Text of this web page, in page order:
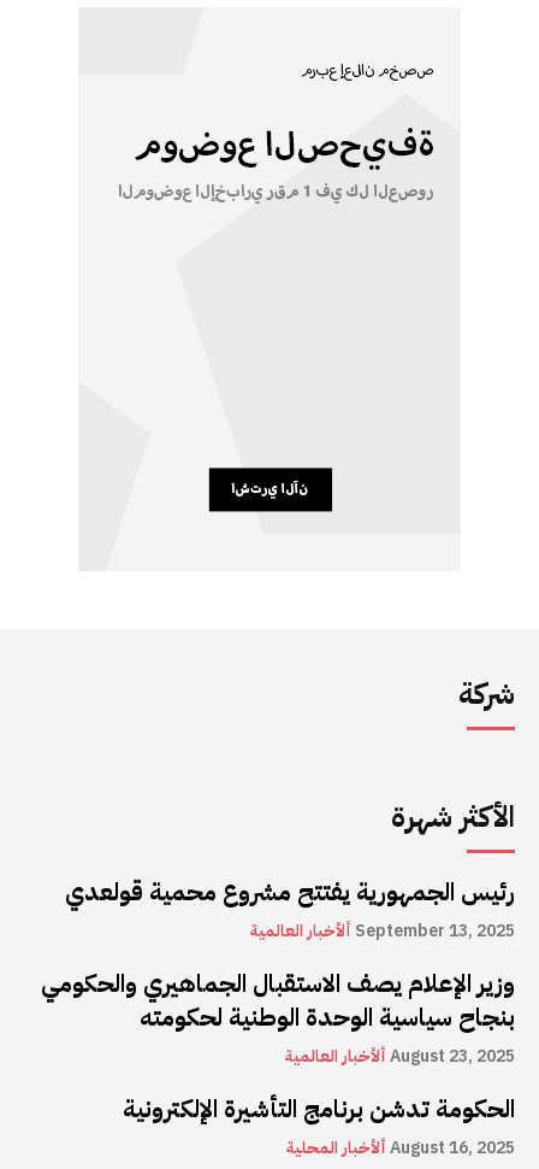
شركة
الأكثر شهرة
رئيس الجمهورية يفتتح مشروع محمية قولعدي
ألأخبار العالمية September 13, 2025
وزير الإعلام يصف الاستقبال الجماهيري والحكومي
بنجاح سياسية الوحدة الوطنية لحكومته
ألأخبار العالميةAugust 23, 2025
الحكومة تدشن برنامج التأشيرة الإلكترونية
ألأخبار المحليةAugust 16, 2025